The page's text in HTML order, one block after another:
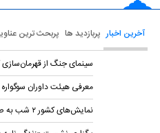
آخرین اخبار پربازدید ها پربحث ترین
سینمای جنگ از
معرفی هیئت داوران
نمایش‌های کشور ٢ شب به صحنه نمی‌روند